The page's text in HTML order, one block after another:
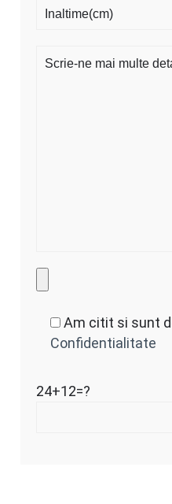
Am citit si sunt
Confidentialitate
24+12=?